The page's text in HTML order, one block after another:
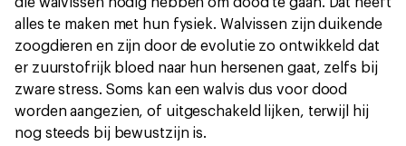
alles te maken met hun fysiek. Walvissen zijn duikende
zoogdieren en zijn door de evolutie zo ontwikkeld dat
er zuurstofrijk bloed naar hun hersenen gaat, zelfs bij
zware stress. Soms kan een walvis dus voor dood
worden aangezien, of uitgeschakeld lijken, terwijl hij
nog steeds bij bewustzijn is.